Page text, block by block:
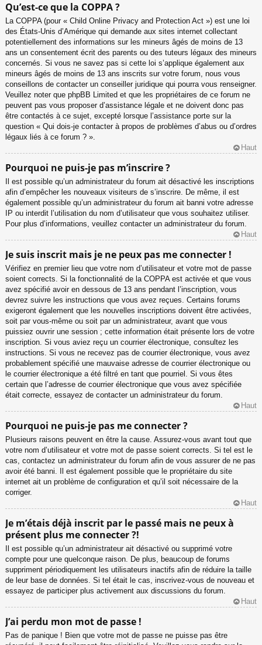
Qu’est-ce que la COPPA ?
La COPPA (pour « Child Online Privacy and Protection Act ») est une loi
des États-Unis d’Amérique qui demande aux sites internet collectant
potentiellement des informations sur les mineurs âgés de moins de 13
ans un consentement écrit des parents ou des tuteurs légaux des mineurs
concernés. Si vous ne savez pas si cette loi s’applique également aux
mineurs âgés de moins de 13 ans inscrits sur votre forum, nous vous
conseillons de contacter un conseiller juridique qui pourra vous renseigner.
Veuillez noter que phpBB Limited et que les propriétaires de ce forum ne
peuvent pas vous proposer d’assistance légale et ne doivent donc pas
être contactés à ce sujet, excepté lorsque l’assistance porte sur la
question « Qui dois-je contacter à propos de problèmes d’abus ou d’ordres
légaux liés à ce forum ? ».
Haut
Pourquoi ne puis-je pas m’inscrire ?
Il est possible qu’un administrateur du forum ait désactivé les inscriptions
afin d’empêcher les nouveaux visiteurs de s’inscrire. De même, il est
également possible qu’un administrateur du forum ait banni votre adresse
IP ou interdit l’utilisation du nom d’utilisateur que vous souhaitez utiliser.
Pour plus d’informations, veuillez contacter un administrateur du forum.
Haut
Je suis inscrit mais je ne peux pas me connecter !
Vérifiez en premier lieu que votre nom d’utilisateur et votre mot de passe
soient corrects. Si la fonctionnalité de la COPPA est activée et que vous
avez spécifié avoir en dessous de 13 ans pendant l’inscription, vous
devrez suivre les instructions que vous avez reçues. Certains forums
exigeront également que les nouvelles inscriptions doivent être activées,
soit par vous-même ou soit par un administrateur, avant que vous
puissiez ouvrir une session ; cette information était présente lors de votre
inscription. Si vous aviez reçu un courrier électronique, consultez les
instructions. Si vous ne recevez pas de courrier électronique, vous avez
probablement spécifié une mauvaise adresse de courrier électronique ou
le courrier électronique a été filtré en tant que pourriel. Si vous êtes
certain que l’adresse de courrier électronique que vous avez spécifiée
était correcte, essayez de contacter un administrateur du forum.
Haut
Pourquoi ne puis-je pas me connecter ?
Plusieurs raisons peuvent en être la cause. Assurez-vous avant tout que
votre nom d’utilisateur et votre mot de passe soient corrects. Si tel est le
cas, contactez un administrateur du forum afin de vous assurer de ne pas
avoir été banni. Il est également possible que le propriétaire du site
internet ait un problème de configuration et qu’il soit nécessaire de la
corriger.
Haut
Je m’étais déjà inscrit par le passé mais ne peux à
présent plus me connecter ?!
Il est possible qu’un administrateur ait désactivé ou supprimé votre
compte pour une quelconque raison. De plus, beaucoup de forums
suppriment périodiquement les utilisateurs inactifs afin de réduire la taille
de leur base de données. Si tel était le cas, inscrivez-vous de nouveau et
essayez de participer plus activement aux discussions du forum.
Haut
J’ai perdu mon mot de passe !
Pas de panique ! Bien que votre mot de passe ne puisse pas être